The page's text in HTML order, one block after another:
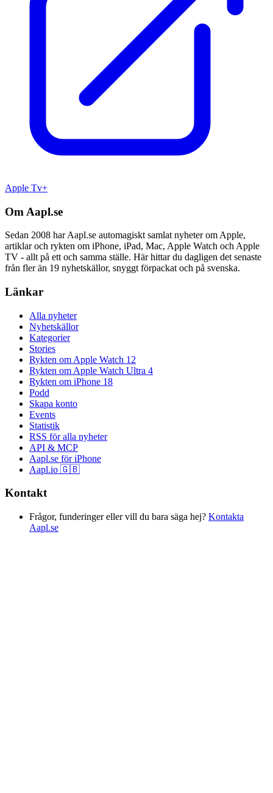
Apple Tv+
Om Aapl.se
Sedan 2008 har Aapl.se automagiskt samlat nyheter om Apple,
artiklar och rykten om iPhone, iPad, Mac, Apple Watch och Apple
TV - allt på ett och samma ställe. Här hittar du dagligen det senaste
från fler än 19 nyhetskällor, snyggt förpackat och på svenska.
Länkar
Alla nyheter
Nyhetskällor
Kategorier
Stories
Rykten om Apple Watch 12
Rykten om Apple Watch Ultra 4
Rykten om iPhone 18
Podd
Skapa konto
Events
Statistik
RSS för alla nyheter
API & MCP
Aapl.se för iPhone
Aapl.io 🇬🇧
Kontakt
Frågor, funderinger eller vill du bara säga hej? Kontakta
Aapl.se